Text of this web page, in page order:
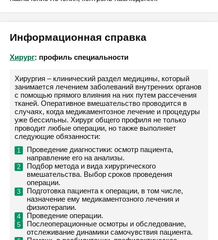
Информационная справка
Хирург: профиль специальности
Хирургия – клинический раздел медицины, который
занимается лечением заболеваний внутренних органов
с помощью прямого влияния на них путем рассечения
тканей. Оперативное вмешательство проводится в
случаях, когда медикаментозное лечение и процедуры
уже бессильны. Хирург общего профиля не только
проводит любые операции, но также выполняет
следующие обязанности:
Проведение диагностики: осмотр пациента,
направление его на анализы.
Подбор метода и вида хирургического
вмешательства. Выбор сроков проведения
операции.
Подготовка пациента к операции, в том числе,
назначение ему медикаментозного лечения и
физиотерапии.
Проведение операции.
Послеоперационные осмотры и обследование,
отслеживание динамики самочувствия пациента.